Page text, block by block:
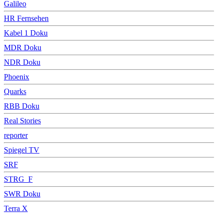
Galileo
HR Fernsehen
Kabel 1 Doku
MDR Doku
NDR Doku
Phoenix
Quarks
RBB Doku
Real Stories
reporter
Spiegel TV
SRF
STRG_F
SWR Doku
Terra X